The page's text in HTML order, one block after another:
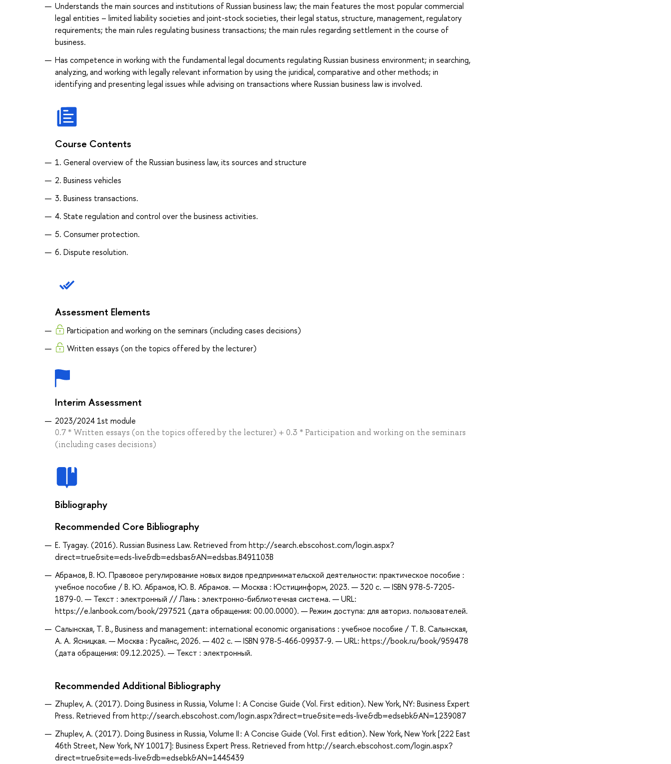
Understands the main sources and institutions of Russian business law; the main features the most popular commercial
legal entities – limited liability societies and joint-stock societies, their legal status, structure, management, regulatory
requirements; the main rules regulating business transactions; the main rules regarding settlement in the course of
business.
Has competence in working with the fundamental legal documents regulating Russian business environment; in searching,
analyzing, and working with legally relevant information by using the juridical, comparative and other methods; in
identifying and presenting legal issues while advising on transactions where Russian business law is involved.
Course Contents
1. General overview of the Russian business law, its sources and structure
2. Business vehicles
3. Business transactions.
4. State regulation and control over the business activities.
5. Consumer protection.
6. Dispute resolution.
Assessment Elements
Participation and working on the seminars (including cases decisions)
Written essays (on the topics offered by the lecturer)
Interim Assessment
2023/2024 1st module
0.7 * Written essays (on the topics offered by the lecturer) + 0.3 * Participation and working on the seminars
(including cases decisions)
Bibliography
Recommended Core Bibliography
E. Tyagay. (2016). Russian Business Law. Retrieved from http://search.ebscohost.com/login.aspx?
direct=true&site=eds-live&db=edsbas&AN=edsbas.B491103B
Абрамов, В. Ю. Правовое регулирование новых видов предпринимательской деятельности: практическое пособие :
учебное пособие / В. Ю. Абрамов, Ю. В. Абрамов. — Москва : Юстицинформ, 2023. — 320 с. — ISBN 978-5-7205-
1879-0. — Текст : электронный // Лань : электронно-библиотечная система. — URL:
https://e.lanbook.com/book/297521 (дата обращения: 00.00.0000). — Режим доступа: для авториз. пользователей.
Салынская, Т. В., Business and management: international economic organisations : учебное пособие / Т. В. Салынская,
А. А. Ясницкая. — Москва : Русайнс, 2026. — 402 с. — ISBN 978-5-466-09937-9. — URL: https://book.ru/book/959478
(дата обращения: 09.12.2025). — Текст : электронный.
Recommended Additional Bibliography
Zhuplev, A. (2017). Doing Business in Russia, Volume I : A Concise Guide (Vol. First edition). New York, NY: Business Expert
Press. Retrieved from http://search.ebscohost.com/login.aspx?direct=true&site=eds-live&db=edsebk&AN=1239087
Zhuplev, A. (2017). Doing Business in Russia, Volume II : A Concise Guide (Vol. First edition). New York, New York [222 East
46th Street, New York, NY 10017]: Business Expert Press. Retrieved from http://search.ebscohost.com/login.aspx?
direct=true&site=eds-live&db=edsebk&AN=1445439